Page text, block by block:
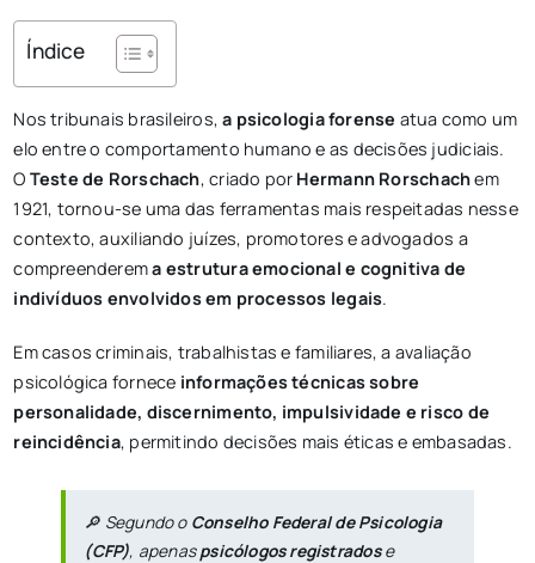
Índice
Nos tribunais brasileiros,a psicologia forense atua como um
elo entre o comportamento humano e as decisões judiciais.
O Teste de Rorschach, criado por Hermann Rorschachem
1921, tornou-se uma das ferramentas mais respeitadas nesse
contexto, auxiliando juízes, promotores e advogados a
compreenderema estrutura emocional e cognitiva de
indivíduos envolvidos em processos legais.
Em casos criminais, trabalhistas e familiares, a avaliação
psicológica fornece informações técnicas sobre
personalidade, discernimento, impulsividade e risco de
reincidência, permitindo decisões mais éticas e embasadas.
🔎 Segundo o Conselho Federal de Psicologia
(CFP), apenaspsicólogos registradose